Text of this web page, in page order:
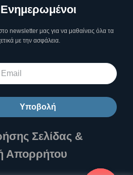
Ενημερωμένοι
newsletter μας για να μαθαίνεις όλα τα
με την ασφάλεια.
Υποβολή
Σελίδας &
Απορρήτου